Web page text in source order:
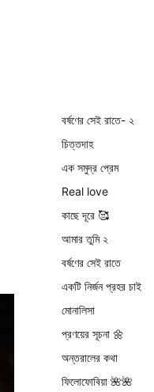
বর্ষণের সেই রাতে- ২
চিত্তদাহ
এক সমুদ্র প্রেম
Real love
কাছে দূরে 🥰
আমার তুমি ২
বর্ষণের সেই রাতে
একটি নির্জন প্রহর চাই
মোনালিসা
প্রণয়ের সূচনা 🌼
অন্তরালের কথা
ফিলোফোবিয়া 🌺🌺